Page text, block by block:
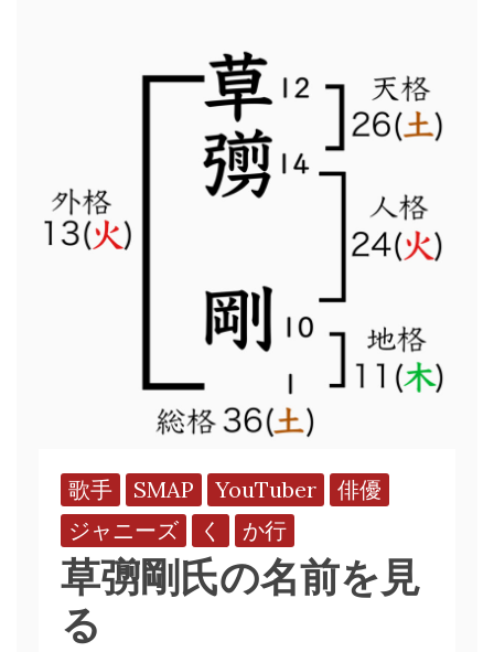
歌手 SMAP YouTuber
俳優
ジャニーズ
く か行
草彅剛氏の名前を見
る